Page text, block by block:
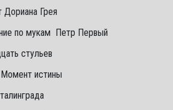
Грея
по мукам Петр Первый
стульев
истины